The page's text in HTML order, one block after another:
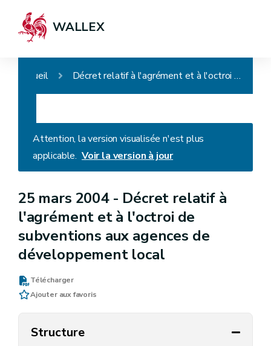
WALLEX
Accueil Décret relatif à l'agrément et à l'octroi de subventions aux agences de développement local
Attention, la version visualisée n'est plus
applicable. Voir la version à jour
25 mars 2004 - Décret relatif à
l'agrément et à l'octroi de
subventions aux agences de
développement local
Télécharger
Ajouter aux favoris
Structure